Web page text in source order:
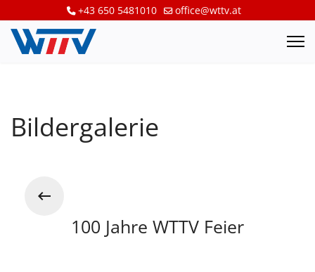
+43 650 5481010 office@wttv.at
Bildergalerie
100 Jahre WTTV Feier